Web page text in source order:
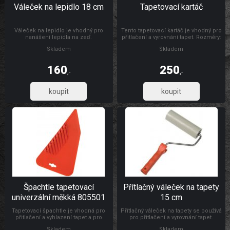
Váleček na lepidlo 18 cm
Váleček na lepidlo je vhodný pro
nanášení lepidla na zeď.
Skladem
160,-
132,23
Tapetovací kartáč
Tento tapetovací kartáč je vhodný pro
přitlačení a vyrovnání tapet. Rozměry:
Skladem
250,-
206,61
Špachtle tapetovací
univerzální měkká 805501
Tapetovací špachtle je vhodná pro
přitlačení a vyhlazení tapet a pro
Přítlačný váleček na tapety
15 cm
Přítlačný váleček na tapety se používá
pro přitlačení a vyrovnání tapet.